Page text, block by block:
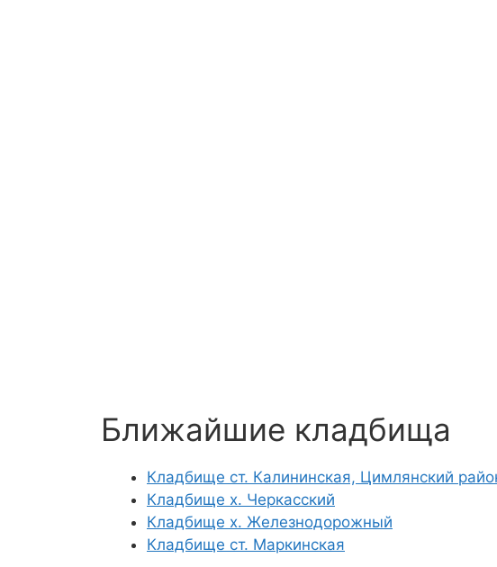
Ближайшие кладбища
Кладбище ст. Калининская, Цимлянский
Кладбище х. Черкасский
Кладбище х. Железнодорожный
Кладбище ст. Маркинская